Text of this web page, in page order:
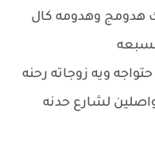
هدومج وهدومه كال
ويه زوجاته رحنه
5ايام احنه مواصلين لشارع حدنه